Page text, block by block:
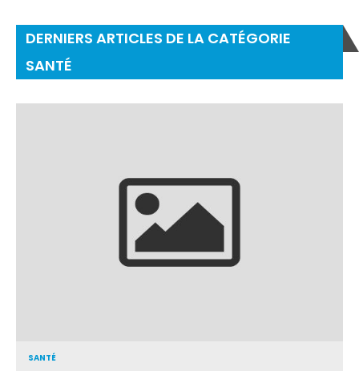
DERNIERS ARTICLES DE LA CATÉGORIE
SANTÉ
SANTÉ